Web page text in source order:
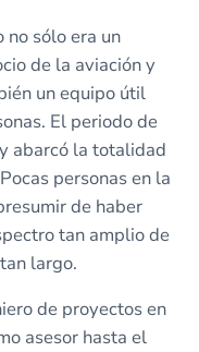
no sólo era un
de la aviación y
un equipo útil
El periodo de
abarcó la totalidad
personas en la
de haber
tan amplio de
largo.
de proyectos en
asesor hasta el